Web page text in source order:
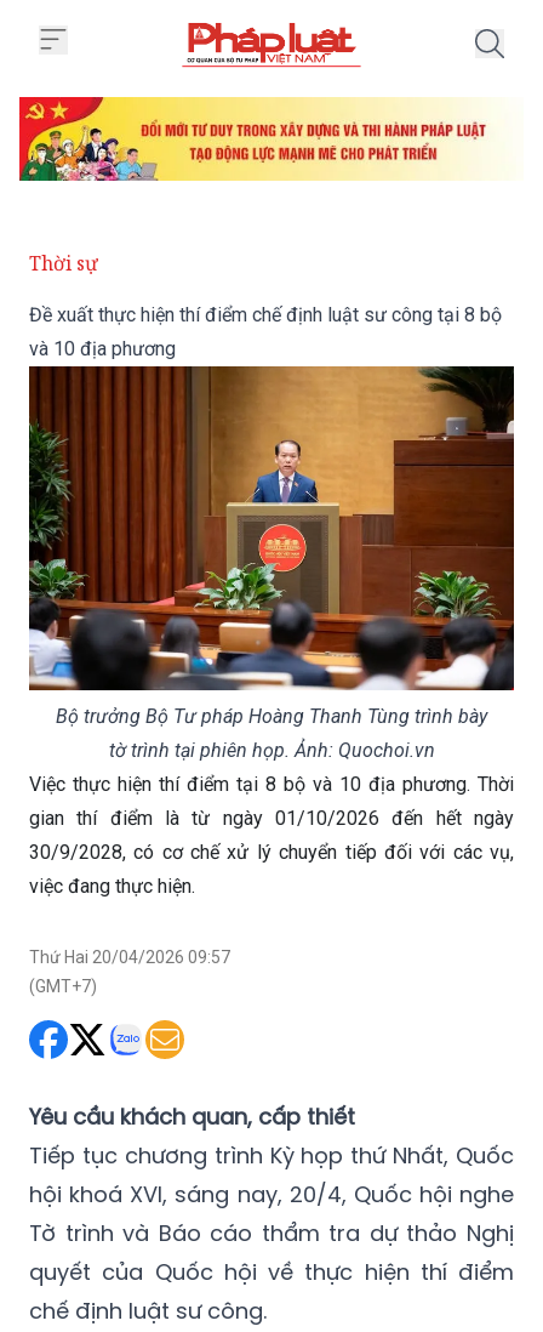
Thời sự
Đề xuất thực hiện thí điểm chế định luật sư công tại 8 bộ
và 10 địa phương
Bộ trưởng Bộ Tư pháp Hoàng Thanh Tùng trình bày
tờ trình tại phiên họp. Ảnh: Quochoi.vn
Việc thực hiện thí điểm tại 8 bộ và 10 địa phương. Thời
gian thí điểm là từ ngày 01/10/2026 đến hết ngày
30/9/2028, có cơ chế xử lý chuyển tiếp đối với các vụ,
việc đang thực hiện.
Thứ Hai 20/04/2026 09:57
(GMT+7)
Yêu cầu khách quan, cấp thiết
Tiếp tục chương trình Kỳ họp thứ Nhất, Quốc
hội khoá XVI, sáng nay, 20/4, Quốc hội nghe
Tờ trình và Báo cáo thẩm tra dự thảo Nghị
quyết của Quốc hội về thực hiện thí điểm
chế định luật sư công.